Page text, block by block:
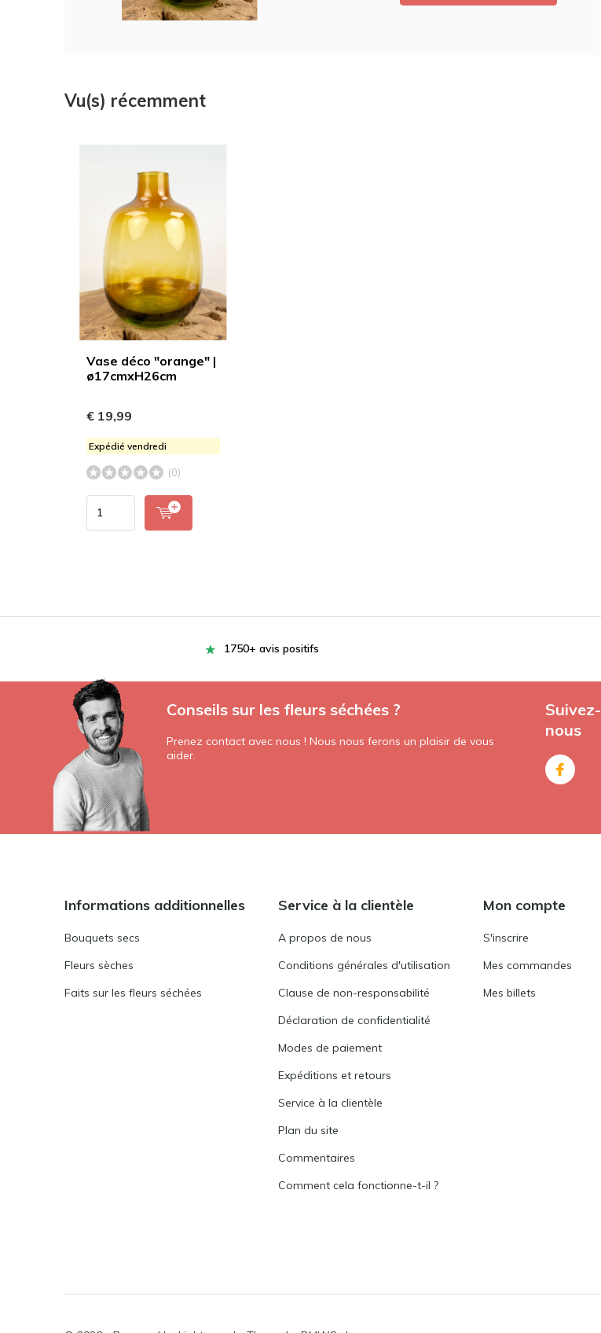
Vu(s) récemment
Vase déco "orange" |
ø17cmxH26cm
€ 19,99
Expédié vendredi
(0)
1750+ avis positifs
Conseils sur les fleurs séchées ?
Prenez contact avec nous ! Nous nous ferons un plaisir de vous
aider.
Suivez-
nous
Informations additionnelles
Bouquets secs
Fleurs sèches
Faits sur les fleurs séchées
Service à la clientèle
A propos de nous
Conditions générales d'utilisation
Clause de non-responsabilité
Déclaration de confidentialité
Modes de paiement
Expéditions et retours
Service à la clientèle
Plan du site
Commentaires
Comment cela fonctionne-t-il ?
Mon compte
S'inscrire
Mes commandes
Mes billets